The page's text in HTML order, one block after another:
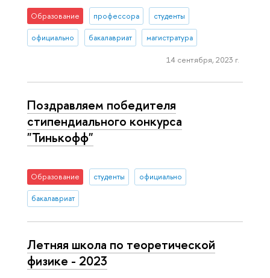
Образование профессора студенты
официально бакалавриат магистратура
14 сентября, 2023 г.
Поздравляем победителя
стипендиального конкурса
"Тинькофф"
Образование студенты официально
бакалавриат
Летняя школа по теоретической
физике - 2023